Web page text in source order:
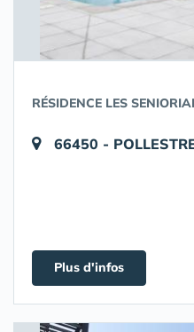
RÉSIDENCE LES
66450 -
Plus d'infos